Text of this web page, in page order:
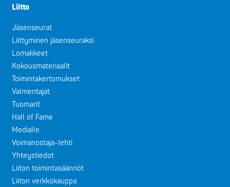
Liitto
Jäsenseurat
Liittyminen jäsenseuraksi
Lomakkeet
Kokousmateriaalit
Toimintakertomukset
Valmentajat
Tuomarit
Hall of Fame
Medialle
Voimanostaja-lehti
Yhteystiedot
Liiton toimintasäännöt
Liiton verkkokauppa